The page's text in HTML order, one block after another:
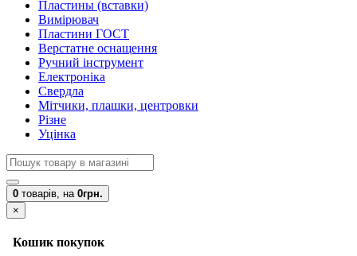
Пластины (вставки)
Вимірювач
Пластини ГОСТ
Верстатне оснащення
Ручний інструмент
Електроніка
Свердла
Мітчики, плашки, центровки
Різне
Уцінка
0 товарів, на 0грн.
×
Кошик покупок